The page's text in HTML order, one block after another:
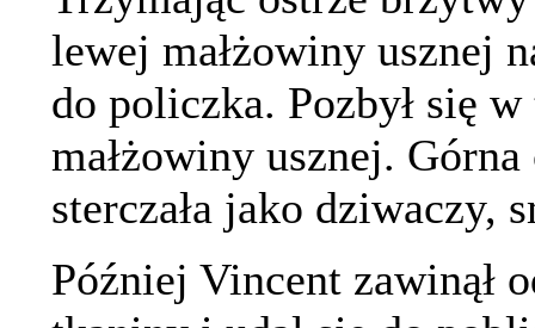
lewej małżowiny usznej
do policzka. Pozbył się
małżowiny usznej.
sterczała jako dziwaczy,
Później Vincent zawinął